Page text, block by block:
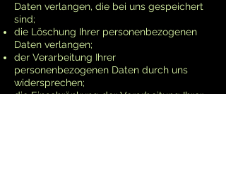
Daten verlangen, die bei uns gespeichert
sind;
die Löschung Ihrer personenbezogenen
Daten verlangen;
der Verarbeitung Ihrer
personenbezogenen Daten durch uns
widersprechen;
die Einschränkung der Verarbeitung Ihrer